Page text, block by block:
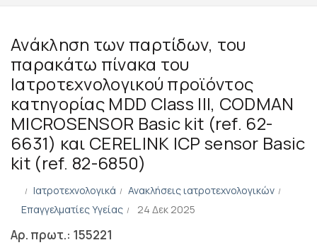
Ανάκληση των παρτίδων, του
παρακάτω πίνακα του
Ιατροτεχνολογικού προϊόντος
κατηγορίας MDD Class III, CODMAN
MICROSENSOR Basic kit (ref. 62-
6631) και CERELINK ICP sensor Basic
kit (ref. 82-6850)
Ιατροτεχνολογικά
Ανακλήσεις ιατροτεχνολογικών
Επαγγελματίες Υγείας
24 Δεκ 2025
Αρ. πρωτ.: 155221